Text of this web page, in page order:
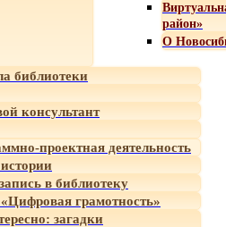
район»
О
библиотеки
консультант
проектная деятельность
в библиотеку
грамотность»
загадки